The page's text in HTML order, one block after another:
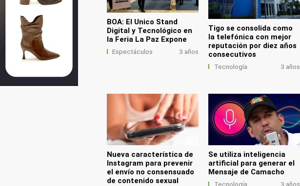
BOA: El Unico Stand
Digital y Tecnológico en
la Feria La Paz Expone
Espectáculos 3 años
Tigo se consolida como
la telefónica con mejor
reputación por diez años
consecutivos
Tecnología 3 años
Nueva característica de
Instagram para prevenir
el envío no consensuado
de contenido sexual
Se utiliza inteligencia
artificial para generar el
Mensaje de Camacho
Tecnología 3 años